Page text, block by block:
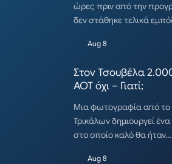
ώρες πριν από την
δεν στάθηκε τελικά
Aug 8
Στον Τσουβέλα
ΑΟΤ όχι – Γιατί;
Μια φωτογραφία από το
Τρικάλων δημιουργεί
στο οποίο καλό θα ήταν…
Aug 8